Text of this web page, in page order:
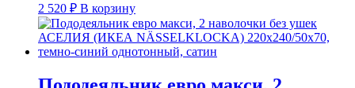
2 520 ₽ В корзину